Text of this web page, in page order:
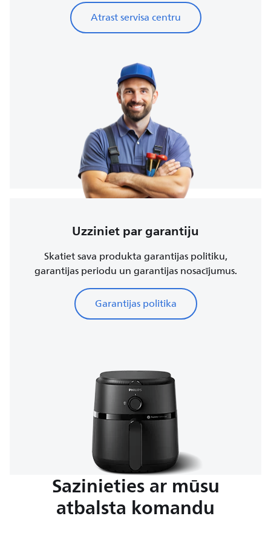
Atrast servisa centru
Uzziniet par garantiju
Skatiet sava produkta garantijas politiku,
garantijas periodu un garantijas nosacījumus.
Garantijas politika
Sazinieties ar mūsu
atbalsta komandu